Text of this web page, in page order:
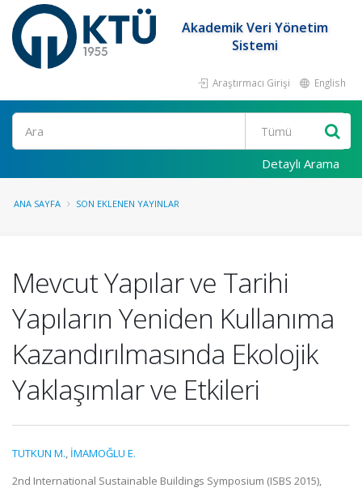
Akademik Veri Yönetim
Sistemi
Araştırmacı Girişi English
Ara
Detaylı Arama
ANA SAYFA SON EKLENEN YAYINLAR
Mevcut Yapılar ve Tarihi
Yapıların Yeniden Kullanıma
Kazandırılmasında Ekolojik
Yaklaşımlar ve Etkileri
TUTKUN M., İMAMOĞLU E.
2nd International Sustainable Buildings Symposium (ISBS 2015),